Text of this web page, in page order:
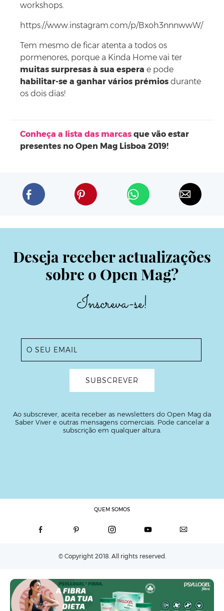
workshops.
https://www.instagram.com/p/Bxoh3nnnwwW/
Tem mesmo de ficar atenta a todos os
pormenores, porque a Kinda Home vai ter
muitas surpresas à sua espera e pode
habilitar-se a ganhar vários prémios durante
os dois dias!
Conheça a lista das marcas que vão estar
presentes no Open Mag Lisboa 2019!
Deseja receber actualizações
sobre o Open Mag?
Inscreva-se!
Ao subscrever, aceita receber as newsletters do Open Mag da
Saber Viver e outras mensagens comerciais. Pode cancelar a
subscrição em qualquer altura.
QUEM SOMOS
© Copyright 2018. All rights reserved.